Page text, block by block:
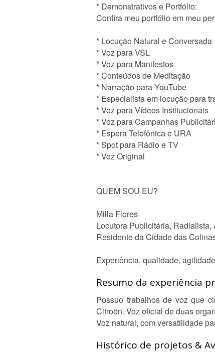
* Demonstrativos e Portfólio:
Confira meu portfólio em meu
* Locução Natural e Conversada
* Voz para VSL
* Voz para Manifestos
* Conteúdos de Meditação
* Narração para YouTube
* Especialista em locução para
* Voz para Vídeos Institucionais
* Voz para Campanhas
* Espera Telefônica e URA
* Spot para Rádio e TV
* Voz Original
QUEM SOU EU?
Milla Flores
Locutora Publicitária, Radialista,
Residente da Cidade das
Experiência, qualidade,
Resumo da experiência
Possuo trabalhos de voz que
Citroën. Voz oficial de duas
Voz natural, com versatilidade
Histórico de projetos &